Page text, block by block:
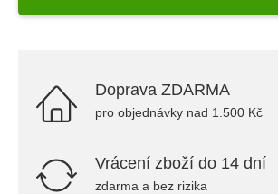
Doprava ZDARMA
pro objednávky nad 1.500 Kč
Vrácení zboží do 14 dní
zdarma a bez rizika